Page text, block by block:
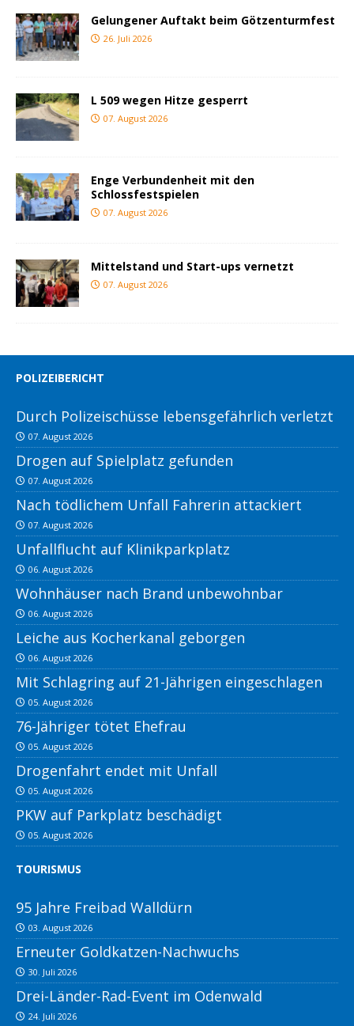
Gelungener Auftakt beim Götzenturmfest
26. Juli 2026
L 509 wegen Hitze gesperrt
07. August 2026
Enge Verbundenheit mit den
Schlossfestspielen
07. August 2026
Mittelstand und Start-ups vernetzt
07. August 2026
POLIZEIBERICHT
Durch Polizeischüsse lebensgefährlich verletzt
07. August 2026
Drogen auf Spielplatz gefunden
07. August 2026
Nach tödlichem Unfall Fahrerin attackiert
07. August 2026
Unfallflucht auf Klinikparkplatz
06. August 2026
Wohnhäuser nach Brand unbewohnbar
06. August 2026
Leiche aus Kocherkanal geborgen
06. August 2026
Mit Schlagring auf 21-Jährigen eingeschlagen
05. August 2026
76-Jähriger tötet Ehefrau
05. August 2026
Drogenfahrt endet mit Unfall
05. August 2026
PKW auf Parkplatz beschädigt
05. August 2026
TOURISMUS
95 Jahre Freibad Walldürn
03. August 2026
Erneuter Goldkatzen-Nachwuchs
30. Juli 2026
Drei-Länder-Rad-Event im Odenwald
24. Juli 2026